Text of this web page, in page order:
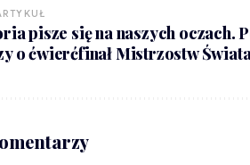
pisze się na naszych oczach.
o ćwierćfinał Mistrzostw